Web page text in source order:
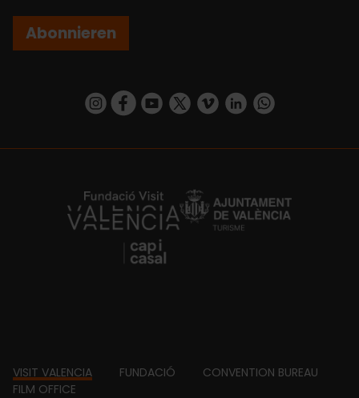
Abonnieren
https://www.instagram.com/visit_valencia/
https://www.facebook.com/
https://www.youtube.com/user/
https://twitter.com/_VivaValencia
https://vimeo.com/
https://www.linkedin.com/company/turismo-valencia/https://api.whatsapp.com/send/
https://fundacion.visitvalencia.com/
Footer
VISIT VALENCIA FUNDACIÓ
CONVENTION BUREAU
FILM OFFICE